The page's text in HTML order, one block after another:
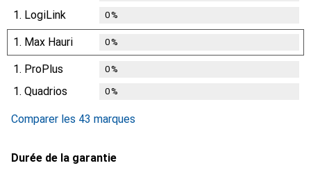
1. LogiLink 0%
1. Max Hauri 0%
1. ProPlus 0%
1. Quadrios 0%
Comparer les 43 marques
Durée de la garantie